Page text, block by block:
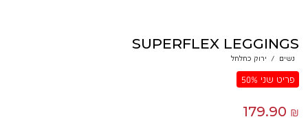
SUPERFLEX LEGGINGS
נשים / ירוק כחלחל
פריט שני 50%
179.90 ₪